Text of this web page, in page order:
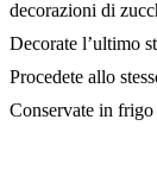
decorazioni di
Decorate l’ultimo
Procedete allo
Conservate in